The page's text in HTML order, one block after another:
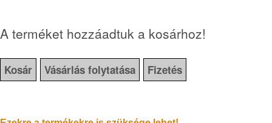
A terméket hozzáadtuk a kosárhoz!
Kosár Vásárlás folytatása Fizetés